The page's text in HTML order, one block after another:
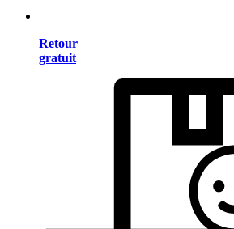
Retour
gratuit